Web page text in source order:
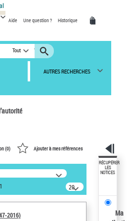
Aide Une question ? Historique
Tout
AUTRES RECHERCHES
les
2016)
(0) Ajouter à mes références
20
résultats/page
2016)
RÉCUPÉRER
LES
NOTICES
Ma